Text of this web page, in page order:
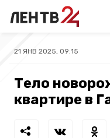
21 ЯНВ 2025, 09:15
Тело
квартире в